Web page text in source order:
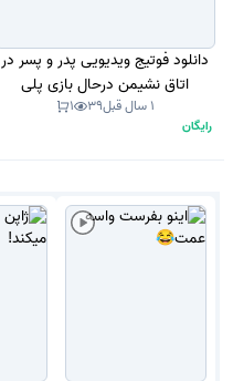
دانلود فوتیج ویدیویی پدر و پسر در
اتاق نشیمن درحال بازی پلی
استیشن (استوک فوتیج)
1 سال قبل 39
1
رایگان